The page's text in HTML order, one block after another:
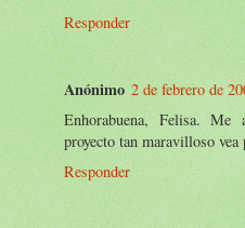
Responder
Anónimo 2 de febrero de
Enhorabuena, Felisa.
proyecto tan maravilloso
Responder